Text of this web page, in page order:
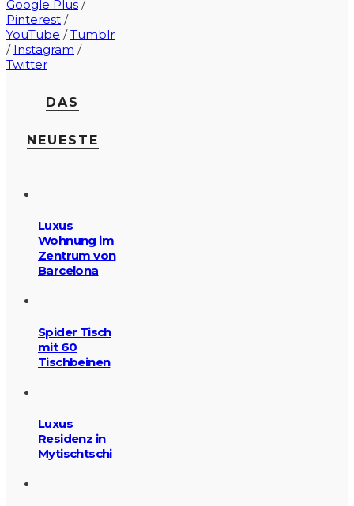
Google Plus /
Pinterest /
YouTube /Tumblr
/ Instagram /
Twitter
DAS
NEUESTE
Luxus
Wohnung im
Zentrum von
Barcelona
Spider Tisch
mit 60
Tischbeinen
Luxus
Residenz in
Mytischtschi